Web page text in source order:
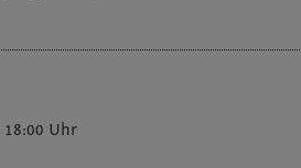
18:00 Uhr